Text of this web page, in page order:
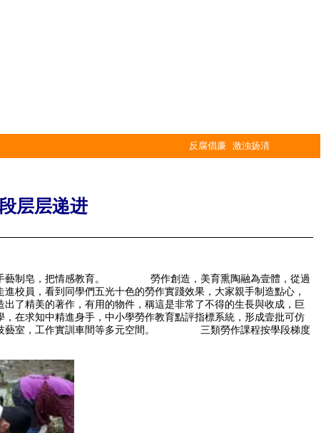
反腐倡廉 激浊扬清
层层递进
手藝制皂，把情感教育。 勞作創造，美育熏陶融為壹體，從過
，看到同學們五光十色的勞作實踐效果，大家親手制造點心，
精美的著作，有用的物件，稱這是非常了不得的生長與收成，巨
求知中精進身手，中小學勞作教育點評指標系統，形成壹批可仿
技藝室，工作實訓車間等多元空間。 三類勞作課程按學段梯度